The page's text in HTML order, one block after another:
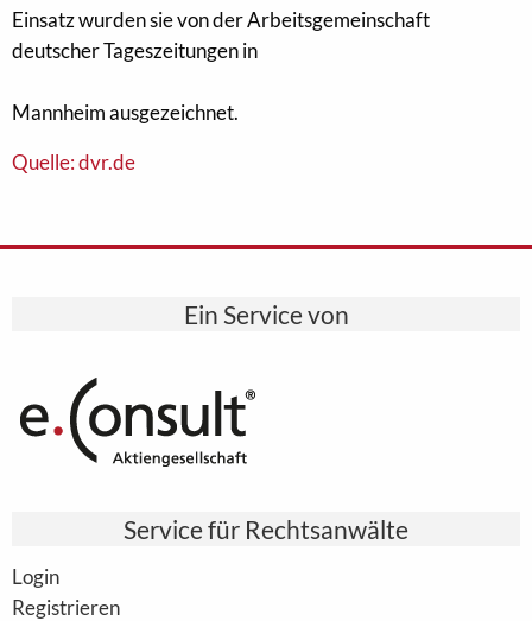
Einsatz wurden sie von der Arbeitsgemeinschaft
deutscher Tageszeitungen in
Mannheim ausgezeichnet.
Quelle: dvr.de
Ein Service von
Service für Rechtsanwälte
Login
Registrieren